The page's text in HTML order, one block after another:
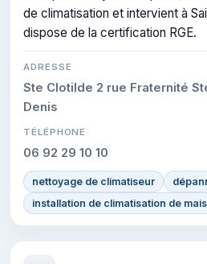
de climatisation et intervient à
dispose de la certification RGE.
ADRESSE
Ste Clotilde 2 rue Fraternité
Denis
TÉLÉPHONE
06 92 29 10 10
nettoyage de climatiseur
installation de climatisation de